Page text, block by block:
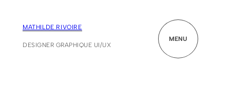
MATHILDE RIVOIRE
DESIGNER GRAPHIQUE UI/UX
MENU